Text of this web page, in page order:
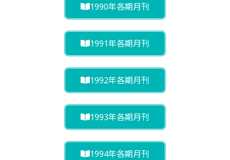
1990年各期月刊
1991年各期月刊
1992年各期月刊
1993年各期月刊
1994年各期月刊